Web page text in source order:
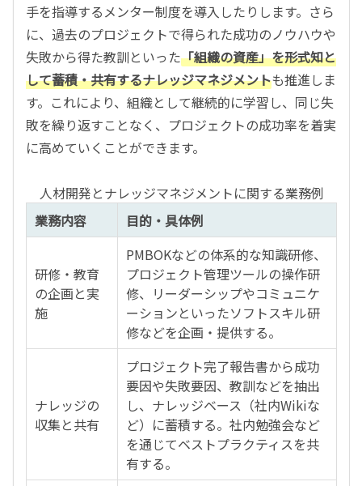
手を指導するメンター制度を導入したりします。さら
に、過去のプロジェクトで得られた成功のノウハウや
失敗から得た教訓といった「組織の資産」を形式知と
して蓄積・共有するナレッジマネジメントも推進しま
す。これにより、組織として継続的に学習し、同じ失
敗を繰り返すことなく、プロジェクトの成功率を着実
に高めていくことができます。
人材開発とナレッジマネジメントに関する業務例
業務内容
目的・具体例
研修・教育
の企画と実
施
PMBOKなどの体系的な知識研修、
プロジェクト管理ツールの操作研
修、リーダーシップやコミュニケ
ーションといったソフトスキル研
修などを企画・提供する。
ナレッジの
収集と共有
プロジェクト完了報告書から成功
要因や失敗要因、教訓などを抽出
し、ナレッジベース（社内Wikiな
ど）に蓄積する。社内勉強会など
を通じてベストプラクティスを共
有する。